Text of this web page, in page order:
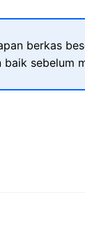
berkas
baik sebelum